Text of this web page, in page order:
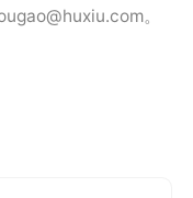
。